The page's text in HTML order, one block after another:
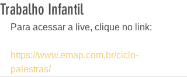
Trabalho Infantil
Para acessar a live, clique no link:
https://www.emap.com.br/ciclo-
palestras/